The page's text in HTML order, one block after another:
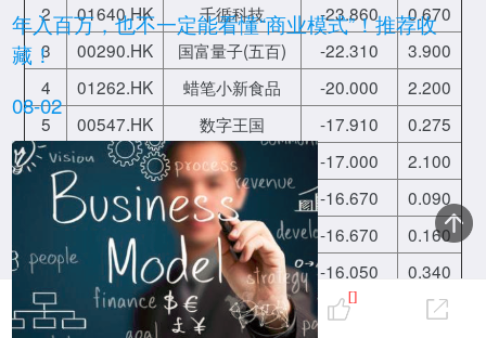
年入百万，也不一定能看懂“商业模式”！推荐收
藏！
08-02
2
01640.HK 千循科技 -23.860
0.670
3
00290.HK 国富量子(五百) -22.310
3.900
4
01262.HK 蜡笔小新食品 -20.000
2.200
5
00547.HK 数字王国 -17.910
0.275
6
08120.HK 国农金融投资 -17.000
2.100
08317.HK 财华社集团 -16.670
0.090
02310.HK 时代环球集团 -16.670
0.160
9
00110.HK 中国长远 -16.050
0.340
10
02258.HK 华滋国际海洋 -15.560 0.380
0
报告
直播